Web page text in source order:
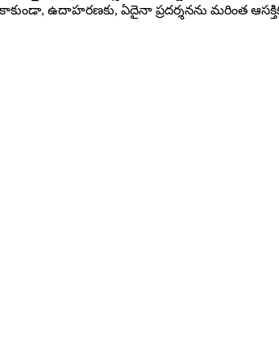
కాకుండా, ఉదాహరణకు, ఏదైనా ప్రదర్శనను